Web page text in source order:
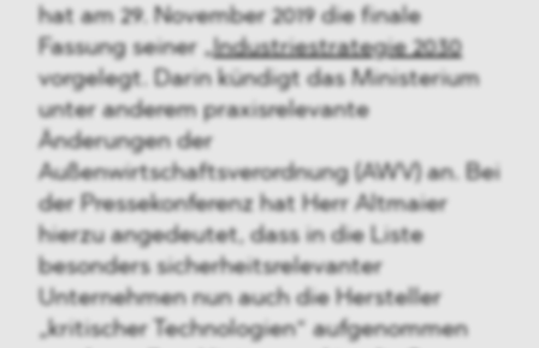
hat am 29. November 2019 die finale
Fassung seiner „Industriestrategie 2030
vorgelegt. Darin kündigt das Ministerium
unter anderem praxisrelevante
Änderungen der
Außenwirtschaftsverordnung (AWV) an. Bei
der Pressekonferenz hat Herr Altmaier
hierzu angedeutet, dass in die Liste
besonders sicherheitsrelevanter
Unternehmen nun auch die Hersteller
„kritischer Technologien“ aufgenommen